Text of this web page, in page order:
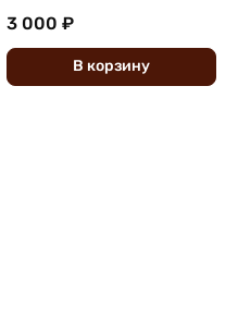
3 000 ₽
В корзину